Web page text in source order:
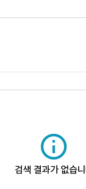
검색 결과가 없습